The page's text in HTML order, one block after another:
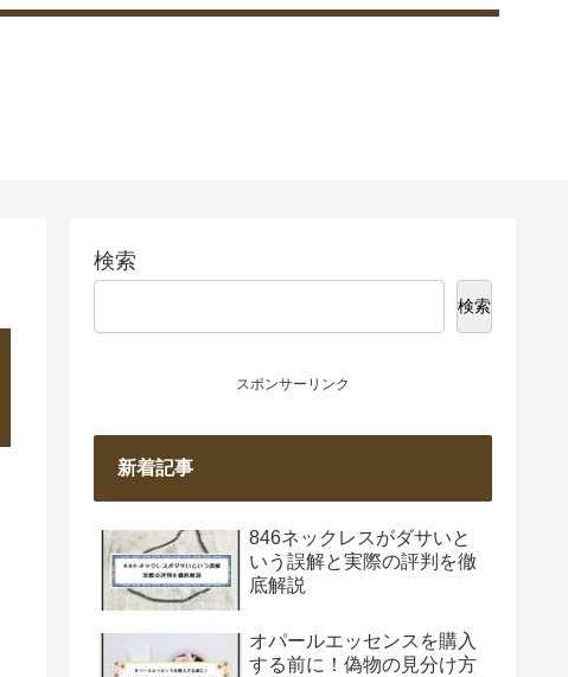
検索
検索
スポンサーリンク
新着記事
846ネックレスがダサいと
いう誤解と実際の評判を徹
底解説
オパールエッセンスを購入
する前に！偽物の見分け方